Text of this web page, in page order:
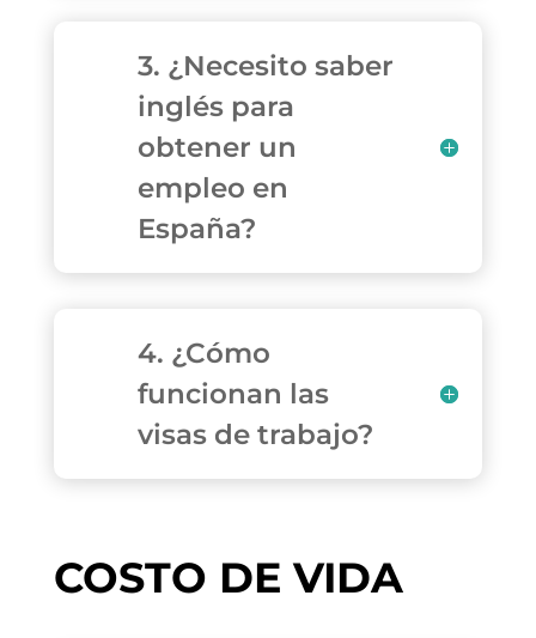
3. ¿Necesito saber
inglés para
obtener un
empleo en
España?
4. ¿Cómo
funcionan las
visas de trabajo?
COSTO DE VIDA